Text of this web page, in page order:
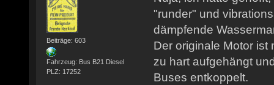
Beiträge: 603
Fahrzeug: Bus B21 Diesel
PLZ: 17252
"runder" und
dämpfende
Der originale Motor ist
zu hart aufgehängt
Buses entkoppelt.